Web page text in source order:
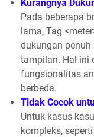
Kurangnya
Pada beberapa
lama, Tag
dukungan
tampilan. Hal ini
fungsionalitas
berbeda.
Tidak Cocok
Untuk kasus-
kompleks,